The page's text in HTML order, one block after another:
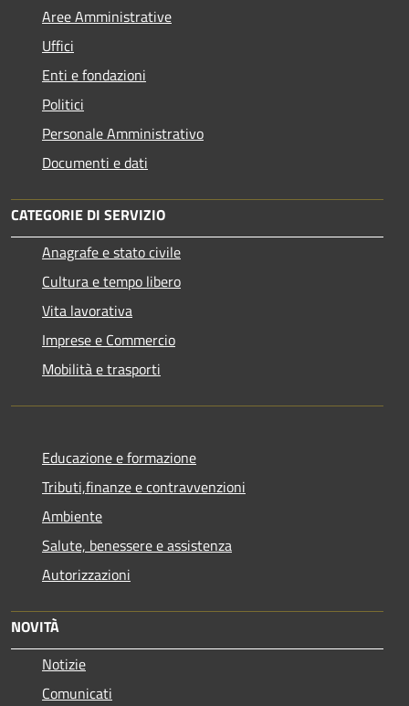
Aree Amministrative
Uffici
Enti e fondazioni
Politici
Personale Amministrativo
Documenti e dati
CATEGORIE DI SERVIZIO
Anagrafe e stato civile
Cultura e tempo libero
Vita lavorativa
Imprese e Commercio
Mobilità e trasporti
Educazione e formazione
Tributi,finanze e contravvenzioni
Ambiente
Salute, benessere e assistenza
Autorizzazioni
NOVITÀ
Notizie
Comunicati